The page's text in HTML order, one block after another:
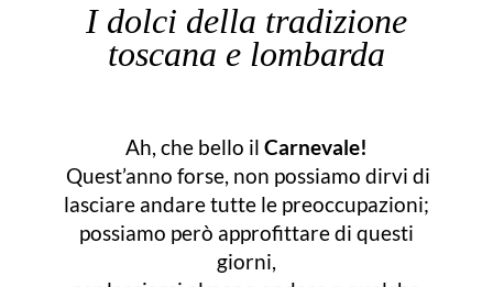
I dolci della tradizione
toscana e lombarda
Ah, che bello il Carnevale!
Quest’anno forse, non possiamo dirvi di
lasciare andare tutte le preoccupazioni;
possiamo però approfittare di questi
giorni,